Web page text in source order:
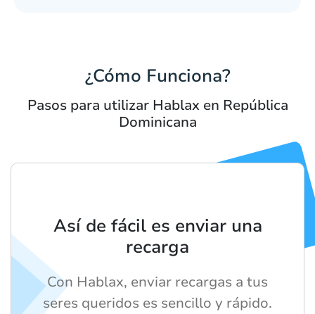
¿Cómo Funciona?
Pasos para utilizar Hablax en República
Dominicana
Así de fácil es enviar una
recarga
Con Hablax, enviar recargas a tus
seres queridos es sencillo y rápido.